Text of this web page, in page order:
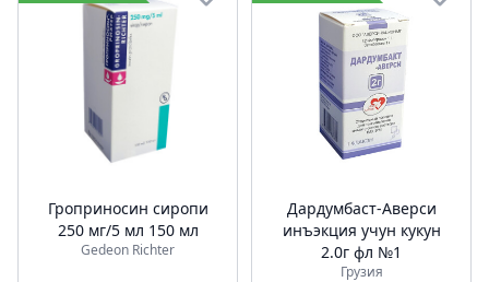
Гроприносин сиропи
250 мг/5 мл 150 мл
Gedeon Richter
Дардумбаcт-Аверси
инъэкция учун кукун
2.0г фл №1
Грузия